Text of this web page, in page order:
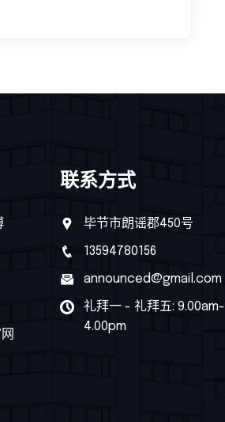
联系方式
毕节市朗谣郡450号
13594780156
announced@gmail.com
礼拜一 - 礼拜五: 9.00am-
4.00pm